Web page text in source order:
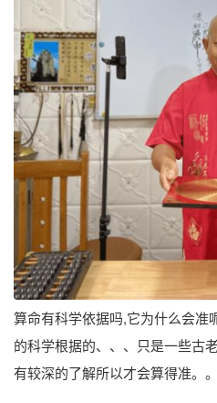
算命有科学依据吗,它为什么会准
的科学根据的、、、只是一些古
有较深的了解所以才会算得准。。